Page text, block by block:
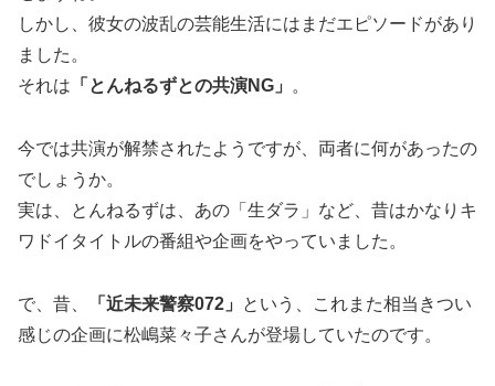
しかし、彼女の波乱の芸能生活にはまだエピソードがあり
ました。
それは 「とんねるずとの共演NG」 。
今では共演が解禁されたようですが、両者に何があったの
でしょうか。
実は、とんねるずは、あの「生ダラ」など、昔はかなりキ
ワドイタイトルの番組や企画をやっていました。
で、昔、 「近未来警察072」
という、これまた相当きつい
感じの企画に松嶋菜々子さんが登場していたのです。